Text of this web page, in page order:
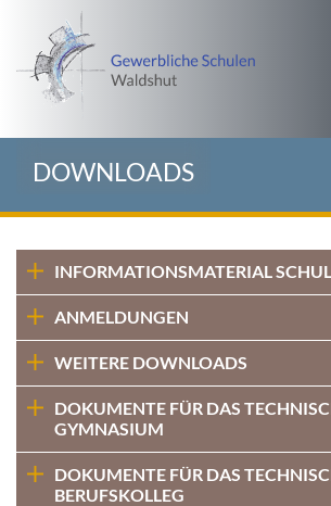
DOWNLOADS
INFORMATIONSMATERIAL
ANMELDUNGEN
WEITERE DOWNLOADS
DOKUMENTE FÜR DAS
GYMNASIUM
DOKUMENTE FÜR DAS
BERUFSKOLLEG